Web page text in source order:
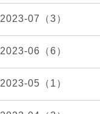
2023-07（3）
2023-06（6）
2023-05（1）